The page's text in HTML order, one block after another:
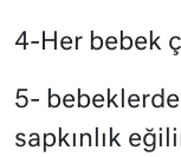
4-Her bebek
5-
sapkınlık